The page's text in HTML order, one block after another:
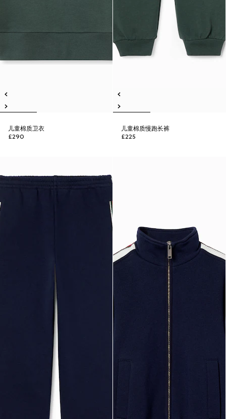
儿童棉质卫衣
£290
儿童棉质慢跑长裤
£225